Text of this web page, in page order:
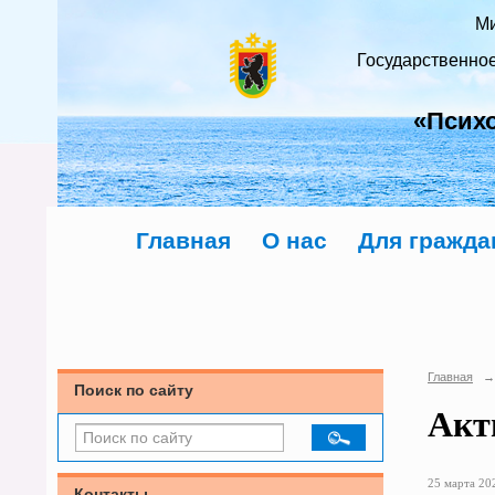
Главная О нас Для
Поиск по сайту
Главная →
25 марта